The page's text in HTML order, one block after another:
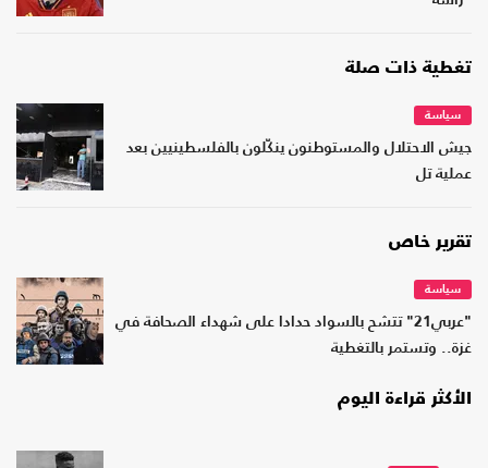
تغطية ذات صلة
سياسة
جيش الاحتلال والمستوطنون ينكّلون بالفلسطينيين بعد
عملية تل
تقرير خاص
سياسة
"عربي21" تتشح بالسواد حدادا على شهداء الصحافة في
غزة.. وتستمر بالتغطية
الأكثر قراءة اليوم